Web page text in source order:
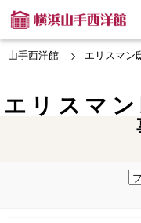
山手西洋館 エリスマン
エリスマ